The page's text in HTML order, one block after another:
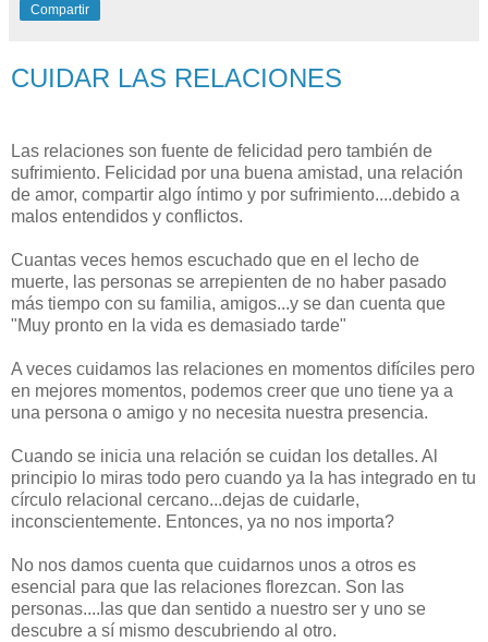
Compartir
CUIDAR LAS RELACIONES
Las relaciones son fuente de felicidad pero también de
sufrimiento. Felicidad por una buena amistad, una relación
de amor, compartir algo íntimo y por sufrimiento....debido a
malos entendidos y conflictos.
Cuantas veces hemos escuchado que en el lecho de
muerte, las personas se arrepienten de no haber pasado
más tiempo con su familia, amigos...y se dan cuenta que
"Muy pronto en la vida es demasiado tarde"
A veces cuidamos las relaciones en momentos difíciles pero
en mejores momentos, podemos creer que uno tiene ya a
una persona o amigo y no necesita nuestra presencia.
Cuando se inicia una relación se cuidan los detalles. Al
principio lo miras todo pero cuando ya la has integrado en tu
círculo relacional cercano...dejas de cuidarle,
inconscientemente. Entonces, ya no nos importa?
No nos damos cuenta que cuidarnos unos a otros es
esencial para que las relaciones florezcan. Son las
personas....las que dan sentido a nuestro ser y uno se
descubre a sí mismo descubriendo al otro.